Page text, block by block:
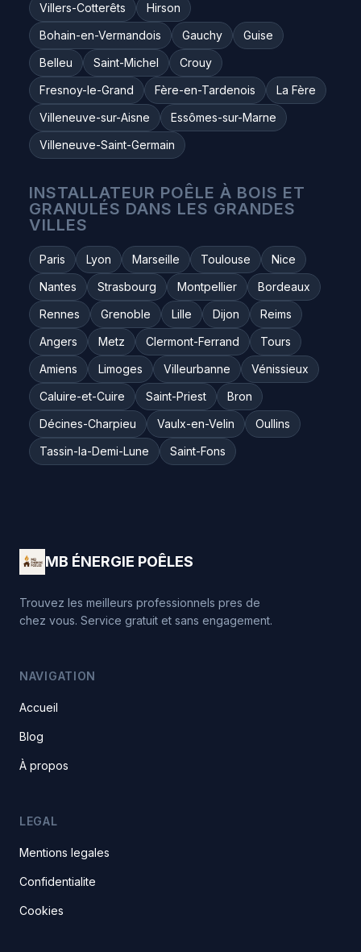
Villers-Cotterêts
Hirson
Bohain-en-Vermandois
Gauchy
Guise
Belleu
Saint-Michel
Crouy
Fresnoy-le-Grand
Fère-en-Tardenois
La Fère
Villeneuve-sur-Aisne
Essômes-sur-Marne
Villeneuve-Saint-Germain
INSTALLATEUR POÊLE À BOIS ET
GRANULÉS DANS LES GRANDES
VILLES
Paris Lyon Marseille Toulouse
Nice
Nantes
Strasbourg Montpellier
Bordeaux
Rennes
Grenoble Lille Dijon
Reims
Angers
Metz Clermont-Ferrand
Tours
Amiens
Limoges Villeurbanne
Vénissieux
Caluire-et-Cuire
Saint-Priest
Bron
Décines-Charpieu
Vaulx-en-Velin
Oullins
Tassin-la-Demi-Lune
Saint-Fons
MB ÉNERGIE POÊLES
Trouvez les meilleurs professionnels pres de
chez vous. Service gratuit et sans engagement.
NAVIGATION
Accueil
Blog
À propos
LEGAL
Mentions legales
Confidentialite
Cookies